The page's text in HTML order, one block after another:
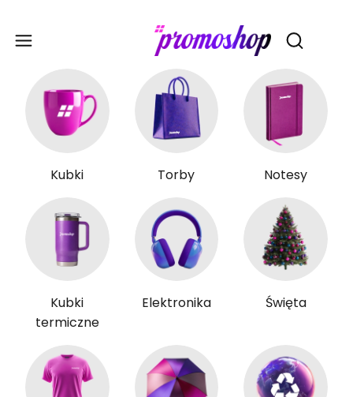
Otwórz
Kubki Torby Notesy
Kubki
termiczne
Elektronika Święta